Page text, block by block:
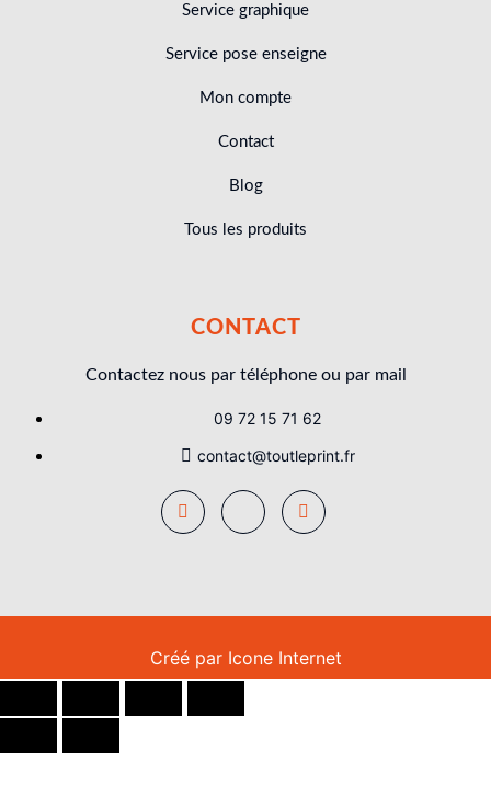
Service graphique
Service pose enseigne
Mon compte
Contact
Blog
Tous les produits
CONTACT
Contactez nous par téléphone ou par mail
09 72 15 71 62
contact@toutleprint.fr
Créé par Icone Internet